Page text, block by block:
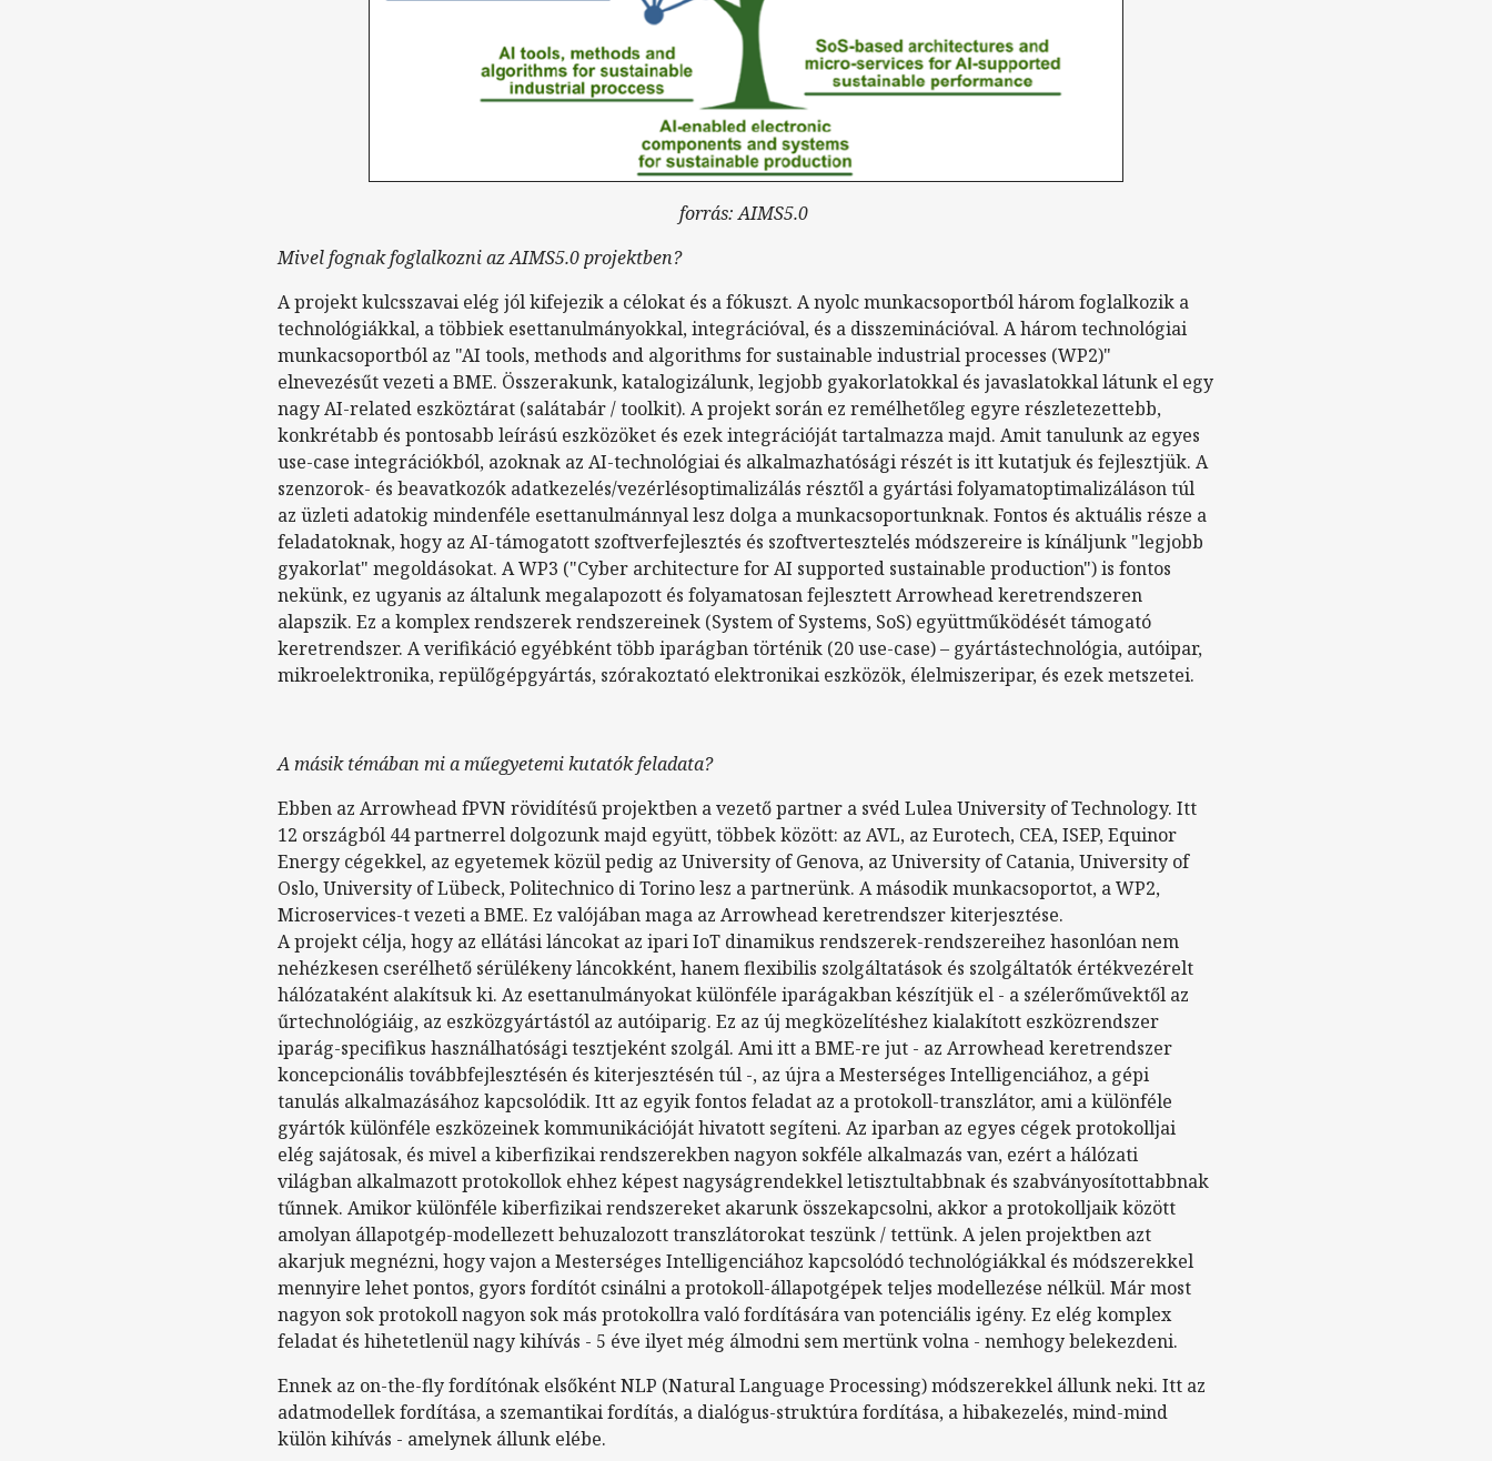
forrás: AIMS5.0
Mivel fognak foglalkozni az AIMS5.0 projektben?
A projekt kulcsszavai elég jól kifejezik a célokat és a fókuszt. A nyolc munkacsoportból három foglalkozik a
technológiákkal, a többiek esettanulmányokkal, integrációval, és a disszeminációval. A három technológiai
munkacsoportból az "AI tools, methods and algorithms for sustainable industrial processes (WP2)"
elnevezésűt vezeti a BME. Összerakunk, katalogizálunk, legjobb gyakorlatokkal és javaslatokkal látunk el egy
nagy AI-related eszköztárat (salátabár / toolkit). A projekt során ez remélhetőleg egyre részletezettebb,
konkrétabb és pontosabb leírású eszközöket és ezek integrációját tartalmazza majd. Amit tanulunk az egyes
use-case integrációkból, azoknak az AI-technológiai és alkalmazhatósági részét is itt kutatjuk és fejlesztjük. A
szenzorok- és beavatkozók adatkezelés/vezérlésoptimalizálás résztől a gyártási folyamatoptimalizáláson túl
az üzleti adatokig mindenféle esettanulmánnyal lesz dolga a munkacsoportunknak. Fontos és aktuális része a
feladatoknak, hogy az AI-támogatott szoftverfejlesztés és szoftvertesztelés módszereire is kínáljunk "legjobb
gyakorlat" megoldásokat. A WP3 ("Cyber architecture for AI supported sustainable production") is fontos
nekünk, ez ugyanis az általunk megalapozott és folyamatosan fejlesztett Arrowhead keretrendszeren
alapszik. Ez a komplex rendszerek rendszereinek (System of Systems, SoS) együttműködését támogató
keretrendszer. A verifikáció egyébként több iparágban történik (20 use-case) – gyártástechnológia, autóipar,
mikroelektronika, repülőgépgyártás, szórakoztató elektronikai eszközök, élelmiszeripar, és ezek metszetei.
A másik témában mi a műegyetemi kutatók feladata?
Ebben az Arrowhead fPVN rövidítésű projektben a vezető partner a svéd Lulea University of Technology. Itt
12 országból 44 partnerrel dolgozunk majd együtt, többek között: az AVL, az Eurotech, CEA, ISEP, Equinor
Energy cégekkel, az egyetemek közül pedig az University of Genova, az University of Catania, University of
Oslo, University of Lübeck, Politechnico di Torino lesz a partnerünk. A második munkacsoportot, a WP2,
Microservices-t vezeti a BME. Ez valójában maga az Arrowhead keretrendszer kiterjesztése.
A projekt célja, hogy az ellátási láncokat az ipari IoT dinamikus rendszerek-rendszereihez hasonlóan nem
nehézkesen cserélhető sérülékeny láncokként, hanem flexibilis szolgáltatások és szolgáltatók értékvezérelt
hálózataként alakítsuk ki. Az esettanulmányokat különféle iparágakban készítjük el - a szélerőművektől az
űrtechnológiáig, az eszközgyártástól az autóiparig. Ez az új megközelítéshez kialakított eszközrendszer
iparág-specifikus használhatósági tesztjeként szolgál. Ami itt a BME-re jut - az Arrowhead keretrendszer
koncepcionális továbbfejlesztésén és kiterjesztésén túl -, az újra a Mesterséges Intelligenciához, a gépi
tanulás alkalmazásához kapcsolódik. Itt az egyik fontos feladat az a protokoll-transzlátor, ami a különféle
gyártók különféle eszközeinek kommunikációját hivatott segíteni. Az iparban az egyes cégek protokolljai
elég sajátosak, és mivel a kiberfizikai rendszerekben nagyon sokféle alkalmazás van, ezért a hálózati
világban alkalmazott protokollok ehhez képest nagyságrendekkel letisztultabbnak és szabványosítottabbnak
tűnnek. Amikor különféle kiberfizikai rendszereket akarunk összekapcsolni, akkor a protokolljaik között
amolyan állapotgép-modellezett behuzalozott transzlátorokat teszünk / tettünk. A jelen projektben azt
akarjuk megnézni, hogy vajon a Mesterséges Intelligenciához kapcsolódó technológiákkal és módszerekkel
mennyire lehet pontos, gyors fordítót csinálni a protokoll-állapotgépek teljes modellezése nélkül. Már most
nagyon sok protokoll nagyon sok más protokollra való fordítására van potenciális igény. Ez elég komplex
feladat és hihetetlenül nagy kihívás - 5 éve ilyet még álmodni sem mertünk volna - nemhogy belekezdeni.
Ennek az on-the-fly fordítónak elsőként NLP (Natural Language Processing) módszerekkel állunk neki. Itt az
adatmodellek fordítása, a szemantikai fordítás, a dialógus-struktúra fordítása, a hibakezelés, mind-mind
külön kihívás - amelynek állunk elébe.